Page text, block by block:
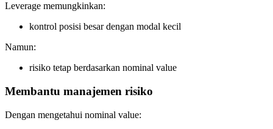
Leverage memungkinkan:
kontrol posisi besar dengan modal kecil
Namun:
risiko tetap berdasarkan nominal value
Membantu manajemen risiko
Dengan mengetahui nominal value: